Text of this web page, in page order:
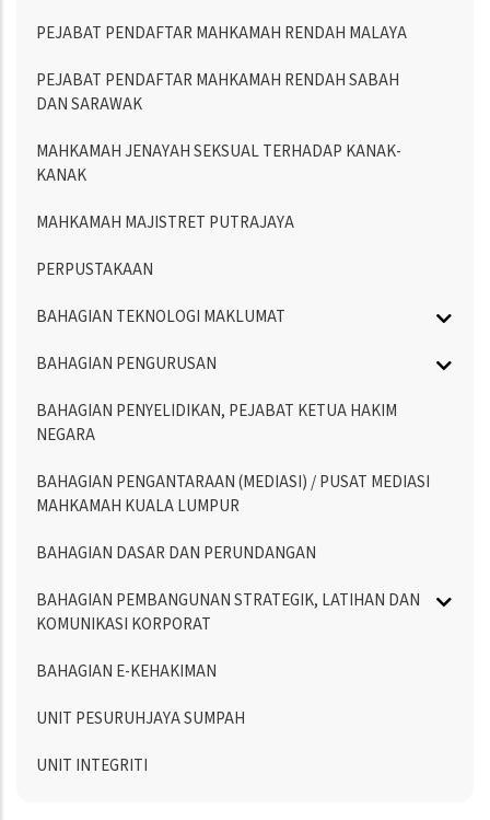
PEJABAT PENDAFTAR MAHKAMAH RENDAH MALAYA
PEJABAT PENDAFTAR MAHKAMAH RENDAH SABAH
DAN SARAWAK
MAHKAMAH JENAYAH SEKSUAL TERHADAP KANAK-
KANAK
MAHKAMAH MAJISTRET PUTRAJAYA
PERPUSTAKAAN
BAHAGIAN TEKNOLOGI MAKLUMAT
BAHAGIAN PENGURUSAN
BAHAGIAN PENYELIDIKAN, PEJABAT KETUA HAKIM
NEGARA
BAHAGIAN PENGANTARAAN (MEDIASI) / PUSAT MEDIASI
MAHKAMAH KUALA LUMPUR
BAHAGIAN DASAR DAN PERUNDANGAN
BAHAGIAN PEMBANGUNAN STRATEGIK, LATIHAN DAN
KOMUNIKASI KORPORAT
BAHAGIAN E-KEHAKIMAN
UNIT PESURUHJAYA SUMPAH
UNIT INTEGRITI